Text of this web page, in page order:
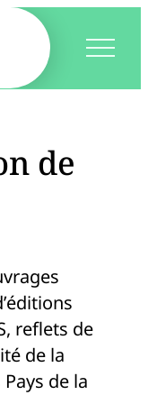
de
reflets de
de la
de la